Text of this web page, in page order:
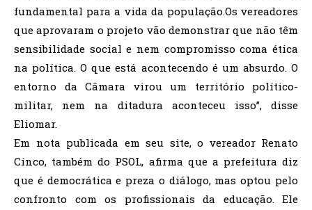
fundamental para a vida da população.Os vereadores
que aprovaram o projeto vão demonstrar que não têm
sensibilidade social e nem compromisso coma ética
na política. O que está acontecendo é um absurdo. O
entorno da Câmara virou um território político-
militar, nem na ditadura aconteceu isso”, disse
Eliomar.
Em nota publicada em seu site, o vereador Renato
Cinco, também do PSOL, afirma que a prefeitura diz
que é democrática e preza o diálogo, mas optou pelo
confronto com os profissionais da educação. Ele